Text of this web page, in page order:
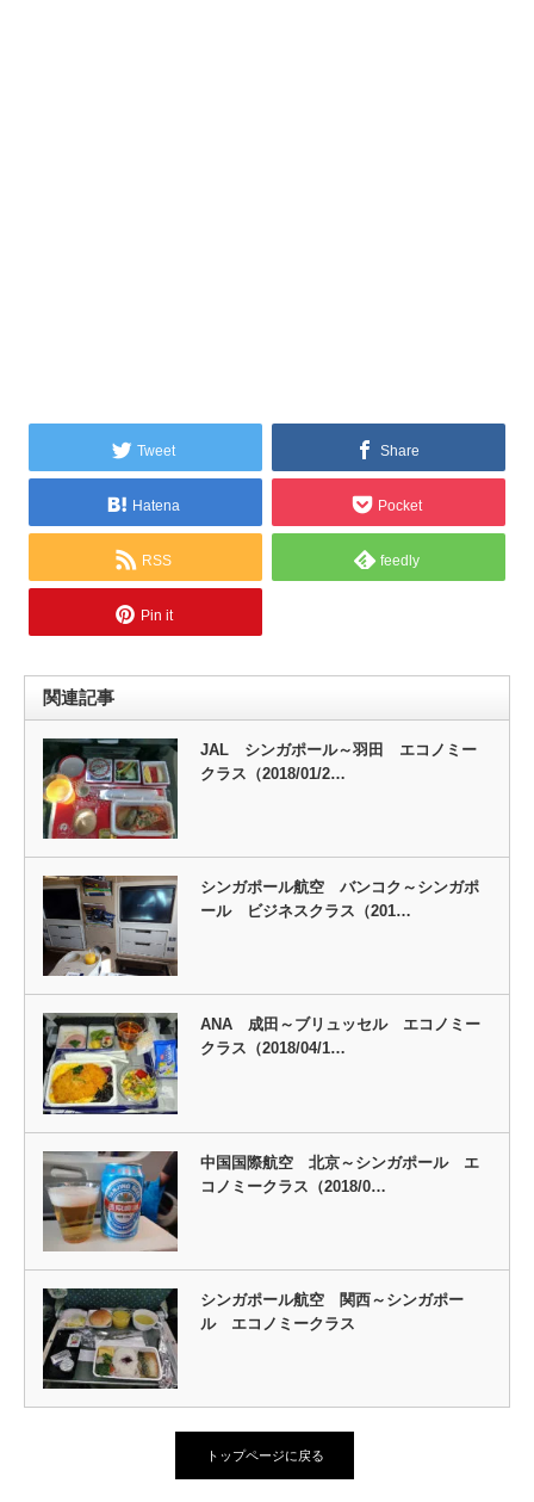
Tweet Share
Hatena Pocket
RSS feedly
Pin it
関連記事
JAL シンガポール～羽田 エコノミー
クラス（2018/01/2…
シンガポール航空 バンコク～シンガポ
ール ビジネスクラス（201…
ANA 成田～ブリュッセル エコノミー
クラス（2018/04/1…
中国国際航空 北京～シンガポール エ
コノミークラス（2018/0…
シンガポール航空 関西～シンガポー
ル エコノミークラス
トップページに戻る